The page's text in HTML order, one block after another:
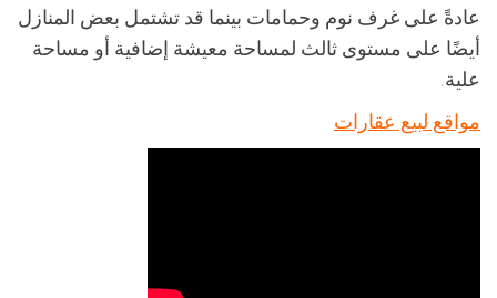
عادةً على غرف نوم وحمامات بينما قد تشتمل بعض المنازل
أيضًا على مستوى ثالث لمساحة معيشة إضافية أو مساحة
علية.
مواقع لبيع عقارات